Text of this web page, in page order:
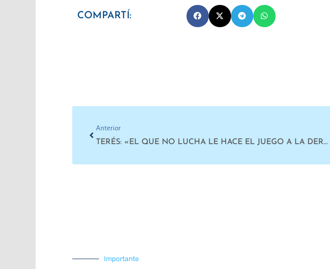
COMPARTÍ:
Anterior
TERÉS: «EL QUE NO LUCHA LE HACE EL JUEGO A LA DERECHA»
Importante